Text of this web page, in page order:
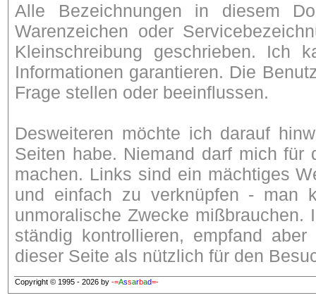
Alle Bezeichnungen in diesem
Warenzeichen oder
Kleinschreibung geschrieben. Ich
Informationen garantieren. Die
Frage stellen oder beeinflussen.
Desweiteren möchte ich darauf
Seiten habe. Niemand darf mich für
machen. Links sind ein mächtiges
und einfach zu verknüpfen - man
unmoralische Zwecke
ständig kontrollieren, empfand
dieser Seite als nützlich für den
Copyright © 1995 - 2026 by -=Assarbad=-